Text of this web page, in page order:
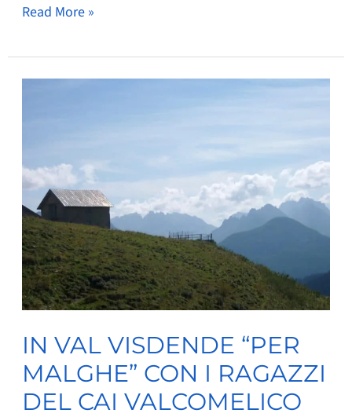
Weekend
Antelao
Read More »
IN VAL VISDENDE “PER
MALGHE” CON I RAGAZZI
DEL CAI VALCOMELICO